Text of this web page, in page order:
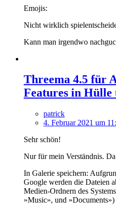
Emojis:
Nicht wirklich
Kann man irgendwo
Threema 4.5 für
Features in Hülle
patrick
4. Februar 2021 um
Sehr schön!
Nur für mein Verständnis. Da
In Galerie speichern:
Google werden die Dateien
Medien-Ordnern des
»Music», und »Documents»)